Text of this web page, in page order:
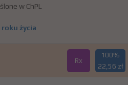
w ChPL
życia
Rx
100%
22,56 zł